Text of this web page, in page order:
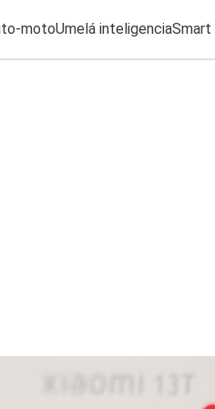
motoUmelá inteligenciaSmart